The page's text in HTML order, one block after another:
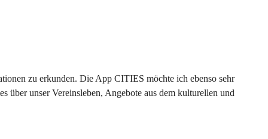
zu erkunden. Die App CITIES möchte ich ebenso sehr
über unser Vereinsleben, Angebote aus dem kulturellen und